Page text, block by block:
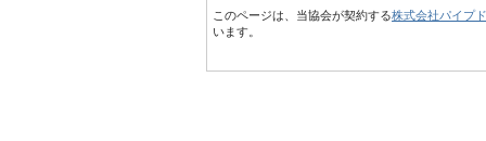
このページは、当協会が契約する株式会社パイプ
います。